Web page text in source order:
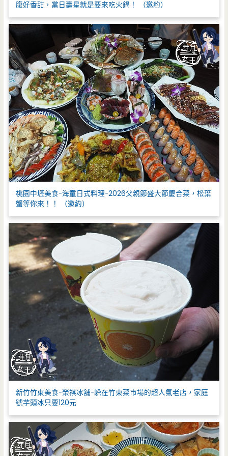
腹好香甜，當日壽星就是要來吃火鍋！ （邀約）
桃園中壢美食-海童日式料理-2026父親節盛大節慶合菜，松葉
蟹等你來！！ （邀約）
新竹竹東美食-榮祺冰舖-躲在竹東菜市場的超人氣老店，家庭
號芋頭冰只要120元